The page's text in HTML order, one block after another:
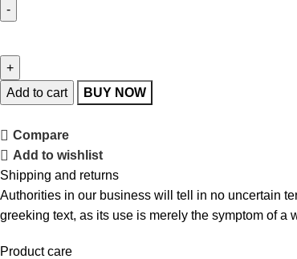
Add to cart BUY NOW
Compare
Add to wishlist
Shipping and returns
Authorities in our business will tell in no uncertain
greeking text, as its use is merely the symptom of a
Product care